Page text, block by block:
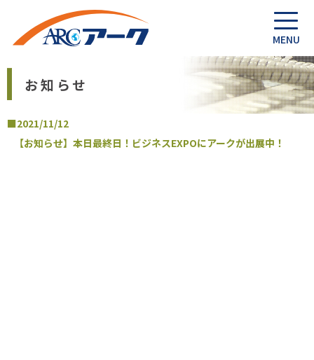
お知らせ
■2021/11/12
【お知らせ】本日最終日！ビジネスEXPOにアークが出展中！